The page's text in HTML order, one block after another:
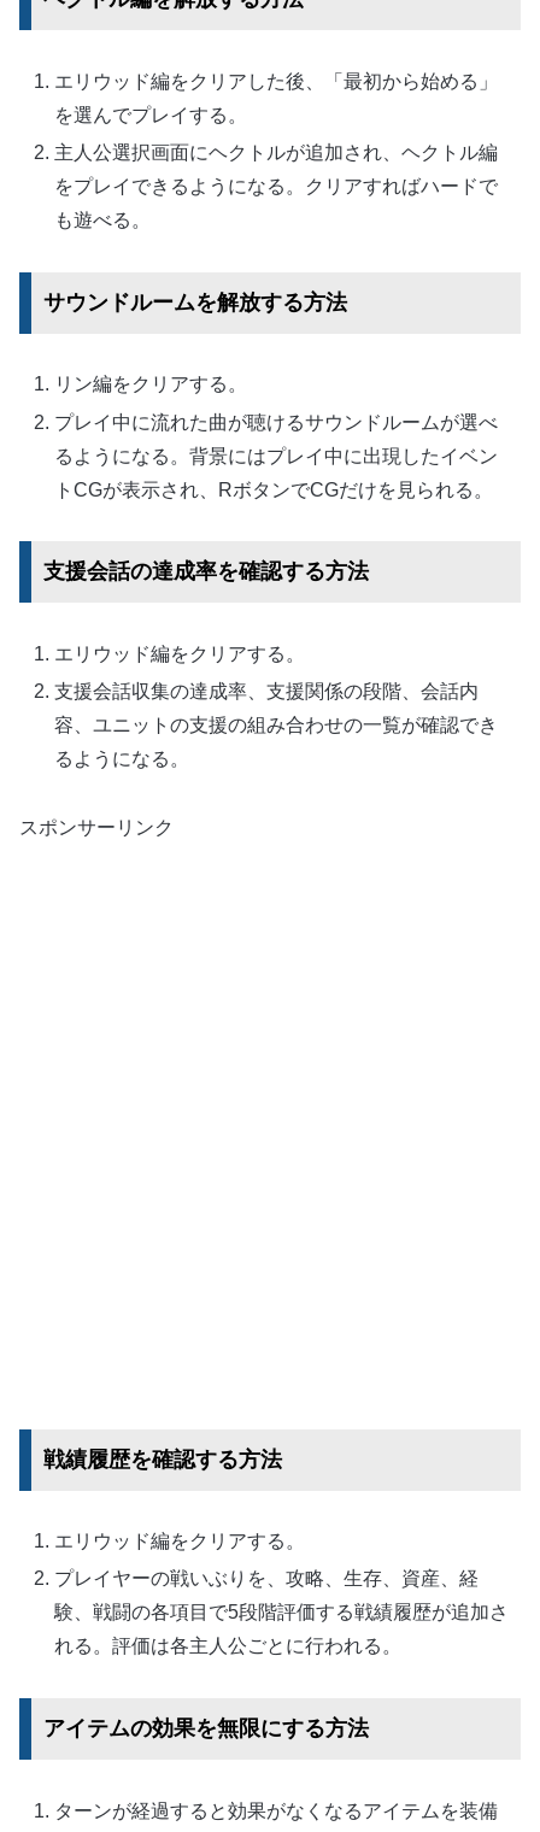
エリウッド編をクリアした後、「最初から始める」
を選んでプレイする。
主人公選択画面にヘクトルが追加され、ヘクトル編
をプレイできるようになる。クリアすればハードで
も遊べる。
サウンドルームを解放する方法
リン編をクリアする。
プレイ中に流れた曲が聴けるサウンドルームが選べ
るようになる。背景にはプレイ中に出現したイベン
トCGが表示され、RボタンでCGだけを見られる。
支援会話の達成率を確認する方法
エリウッド編をクリアする。
支援会話収集の達成率、支援関係の段階、会話内
容、ユニットの支援の組み合わせの一覧が確認でき
るようになる。
スポンサーリンク
戦績履歴を確認する方法
エリウッド編をクリアする。
プレイヤーの戦いぶりを、攻略、生存、資産、経
験、戦闘の各項目で5段階評価する戦績履歴が追加さ
れる。評価は各主人公ごとに行われる。
アイテムの効果を無限にする方法
ターンが経過すると効果がなくなるアイテムを装備